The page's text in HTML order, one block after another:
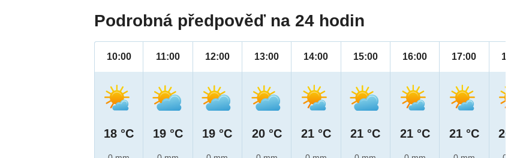
Podrobná předpověď na 24 hodin
10:00
18 °C
11:00
19 °C
12:00
19 °C
13:00
20 °C
14:00
21 °C
15:00
21 °C
16:00
21 °C
17:00
21 °C
18:00
20 °C